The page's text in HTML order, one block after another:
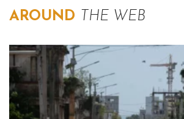
AROUND THE WEB